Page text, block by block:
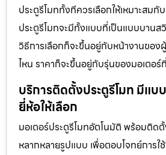
ประตูรีโมททั้งทีควรเลือกให้เหมาะสมกั
ประตูรีโมทจะมีทั้งแบบที่เป็นแบบบานส
วิธีการเลือกก็จะขึ้นอยู่กับหน้างานของ
ไหน ราคาก็จะขึ้นอยู่กับรุ่นของมอเตอ
บริการติดตั้งประตูรีโมท มีแบ
ยี่ห้อให้เลือก
มอเตอร์ประตูรีโมทอัตโนมัติ พร้อมติด
หลากหลายรูปแบบ เพื่อตอบโจทย์การ